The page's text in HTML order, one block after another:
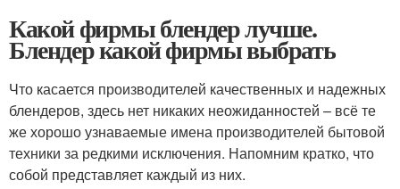
Какой фирмы блендер лучше.
Блендер какой фирмы выбрать
Что касается производителей качественных и надежных
блендеров, здесь нет никаких неожиданностей – всё те
же хорошо узнаваемые имена производителей бытовой
техники за редкими исключения. Напомним кратко, что
собой представляет каждый из них.